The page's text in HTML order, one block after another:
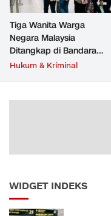
Tiga Wanita Warga
Negara Malaysia
Ditangkap di Bandara
Soetta, Bawa Beragam
Hukum & Kriminal
WIDGET INDEKS